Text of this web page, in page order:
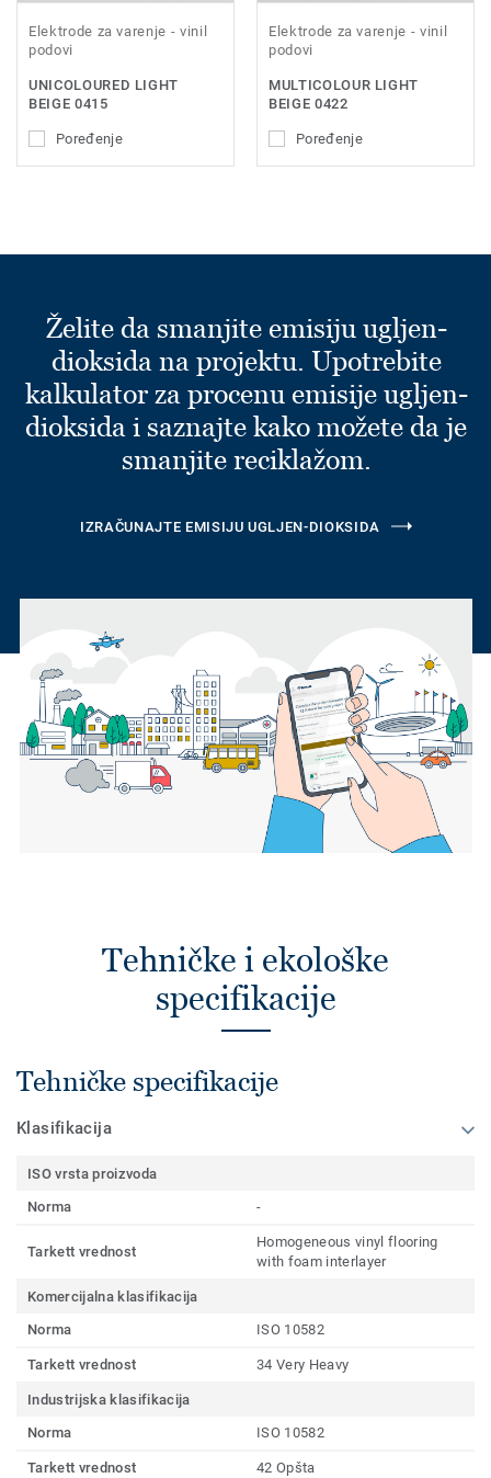
Elektrode za varenje - vinil
podovi
UNICOLOURED LIGHT
BEIGE 0415
Poređenje
Elektrode za varenje - vinil
podovi
MULTICOLOUR LIGHT
BEIGE 0422
Poređenje
Želite da smanjite emisiju ugljen-
dioksida na projektu. Upotrebite
kalkulator za procenu emisije ugljen-
dioksida i saznajte kako možete da je
smanjite reciklažom.
IZRAČUNAJTE EMISIJU UGLJEN-DIOKSIDA
Tehničke i ekološke
specifikacije
Tehničke specifikacije
Klasifikacija
ISO vrsta proizvoda
Norma
-
Tarkett vrednost
Homogeneous vinyl flooring
with foam interlayer
Komercijalna klasifikacija
Norma
ISO 10582
Tarkett vrednost 34 Very Heavy
Industrijska klasifikacija
Norma
ISO 10582
Tarkett vrednost 42 Opšta